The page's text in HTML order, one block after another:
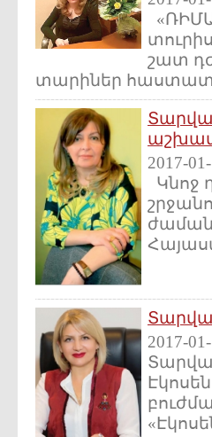
շատ
տարիներ
Տարվա
2017-
Կնոջ
Տարվա
2017-
Տարվա